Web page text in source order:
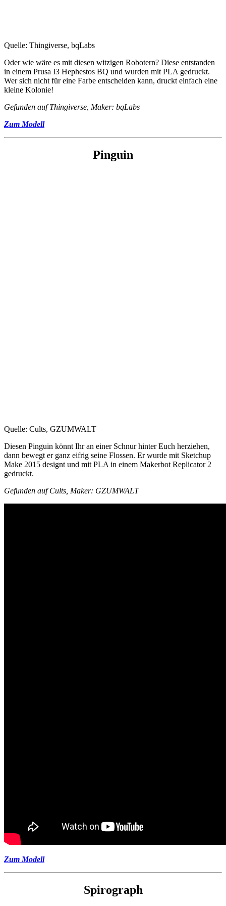
Quelle: Thingiverse, bqLabs
Oder wie wäre es mit diesen witzigen Robotern? Diese entstanden
in einem Prusa I3 Hephestos BQ und wurden mit PLA gedruckt.
Wer sich nicht für eine Farbe entscheiden kann, druckt einfach eine
kleine Kolonie!
Gefunden auf Thingiverse, Maker: bqLabs
Zum Modell
Pinguin
Quelle: Cults, GZUMWALT
Diesen Pinguin könnt Ihr an einer Schnur hinter Euch herziehen,
dann bewegt er ganz eifrig seine Flossen. Er wurde mit Sketchup
Make 2015 designt und mit PLA in einem Makerbot Replicator 2
gedruckt.
Gefunden auf Cults, Maker: GZUMWALT
Zum Modell
Spirograph